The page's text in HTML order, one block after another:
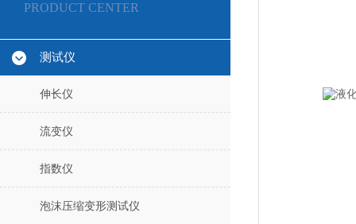
PRODUCT CENTER
测试仪
伸长仪
流变仪
指数仪
泡沫压缩变形测试仪